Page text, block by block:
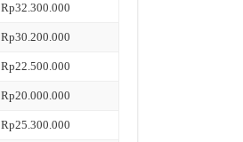
Rp32.300.000
Rp30.200.000
Rp22.500.000
Rp20.000.000
Rp25.300.000